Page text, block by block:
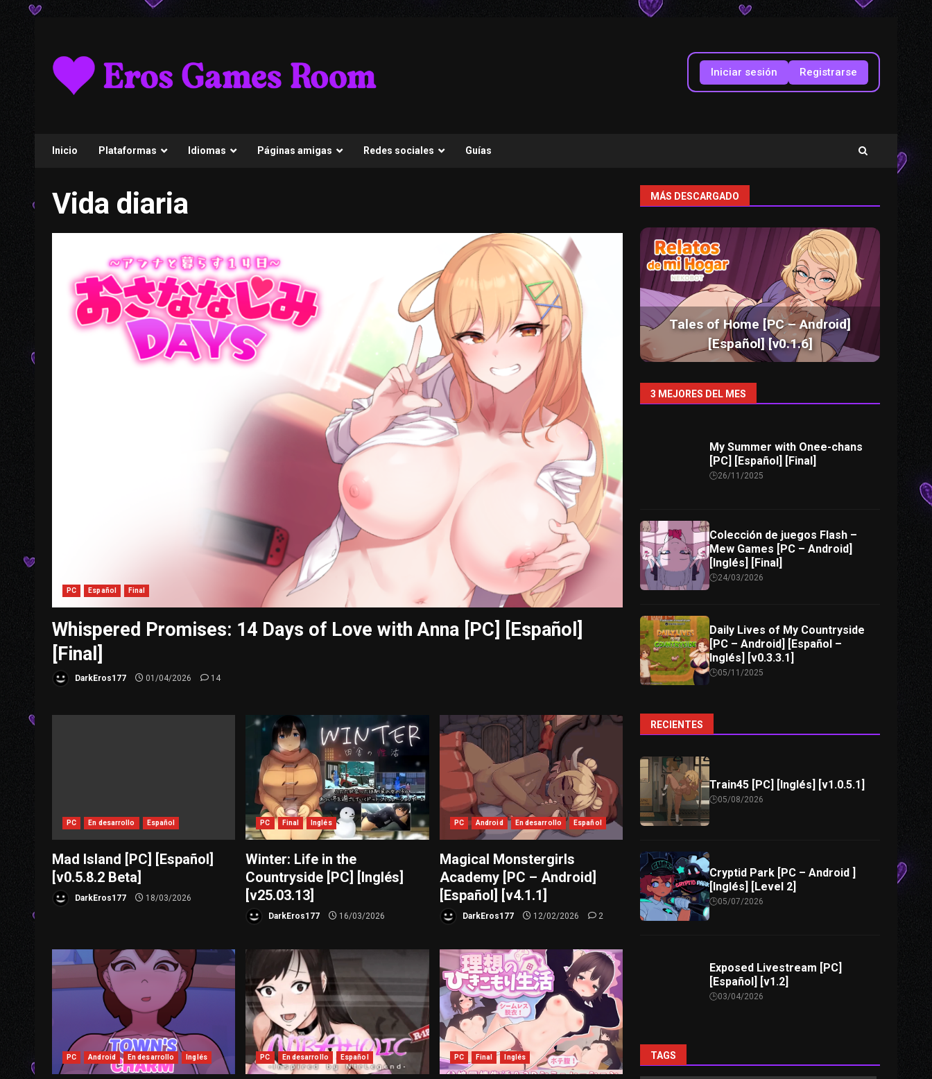
content
Iniciar sesión Registrarse
Inicio Plataformas Idiomas Páginas amigas Redes sociales Guías
Vida diaria
PC Español Final
Whispered Promises: 14 Days of Love with Anna [PC] [Español]
[Final]
DarkEros177 01/04/2026 14
PC En desarrollo Español
Mad Island [PC] [Español]
[v0.5.8.2 Beta]
DarkEros177 18/03/2026
PC Final Inglés
Winter: Life in the
Countryside [PC] [Inglés]
[v25.03.13]
DarkEros177 16/03/2026
PC Android En desarrollo Español
Magical Monstergirls
Academy [PC – Android]
[Español] [v4.1.1]
DarkEros177 12/02/2026 2
PC Android En desarrollo Inglés PC En desarrollo Español PC Final Inglés
MÁS DESCARGADO
Tales of Home [PC – Android]
[Español] [v0.1.6]
3 MEJORES DEL MES
My Summer with Onee-chans
[PC] [Español] [Final]
26/11/2025
Colección de juegos Flash –
Mew Games [PC – Android]
[Inglés] [Final]
24/03/2026
Daily Lives of My Countryside
[PC – Android] [Español –
Inglés] [v0.3.3.1]
05/11/2025
RECIENTES
Train45 [PC] [Inglés] [v1.0.5.1]
05/08/2026
Cryptid Park [PC – Android ]
[Inglés] [Level 2]
05/07/2026
Exposed Livestream [PC]
[Español] [v1.2]
03/04/2026
TAGS